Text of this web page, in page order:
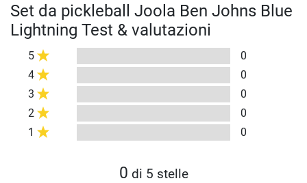
Set da pickleball Joola Ben Johns Blue
Lightning Test & valutazioni
5
0
4
0
3
0
2
0
1
0
0 di 5 stelle